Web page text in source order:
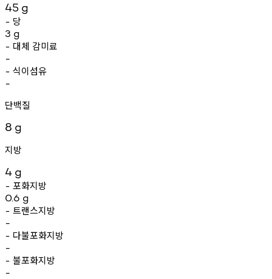
45 g
- 당
3 g
- 대체 감미료
-
- 식이섬유
-
단백질
8 g
지방
4 g
- 포화지방
0.6 g
- 트랜스지방
-
- 다불포화지방
-
- 불포화지방
-